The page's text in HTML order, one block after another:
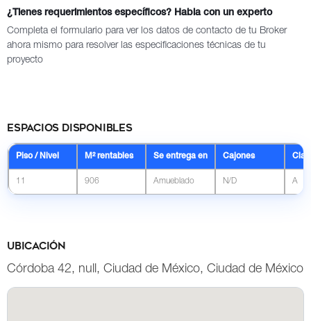
¿Tienes requerimientos específicos? Habla con un experto
Completa el formulario para ver los datos de contacto de tu Broker
ahora mismo para resolver las especificaciones técnicas de tu
proyecto
Espacios disponibles
Piso / Nivel M² rentables Se entrega en Cajones
11 906 Amueblado N/D A
Ubicación
Córdoba 42, null, Ciudad de México, Ciudad de México